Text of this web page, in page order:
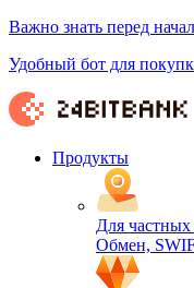
Важно знать перед
Удобный бот для
Продукты
Для
Обмен,